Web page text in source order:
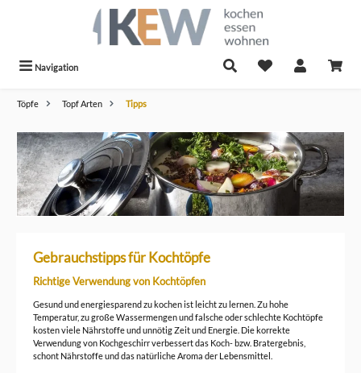
Navigation
Töpfe Topf Arten Tipps
Gebrauchstipps für Kochtöpfe
Richtige Verwendung von Kochtöpfen
Gesund und energiesparend zu kochen ist leicht zu lernen. Zu hohe
Temperatur, zu große Wassermengen und falsche oder schlechte Kochtöpfe
kosten viele Nährstoffe und unnötig Zeit und Energie. Die korrekte
Verwendung von Kochgeschirr verbessert das Koch- bzw. Bratergebnis,
schont Nährstoffe und das natürliche Aroma der Lebensmittel.